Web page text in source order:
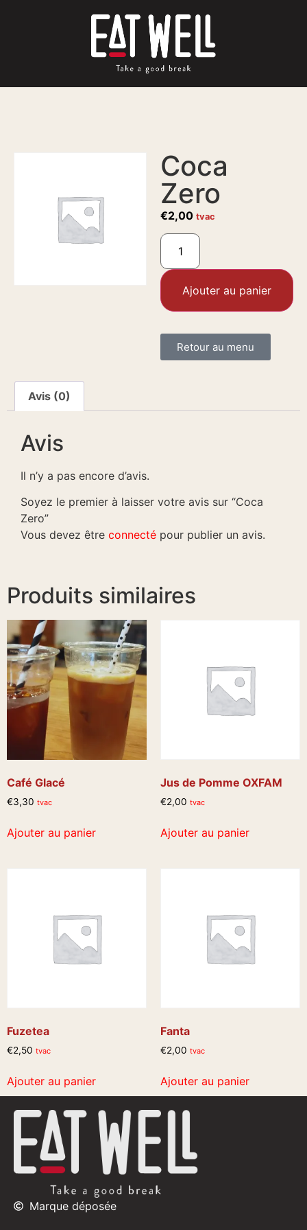
Coca
Zero
€2,00 tvac
Ajouter au panier
Retour au menu
Avis (0)
Avis
Il n’y a pas encore d’avis.
Soyez le premier à laisser votre avis sur “Coca
Zero”
Vous devez être connecté pour publier un avis.
Produits similaires
Café Glacé
€3,30 tvac
Ajouter au panier
Jus de Pomme OXFAM
€2,00 tvac
Ajouter au panier
Fuzetea
€2,50 tvac
Ajouter au panier
Fanta
€2,00 tvac
Ajouter au panier
Marque déposée